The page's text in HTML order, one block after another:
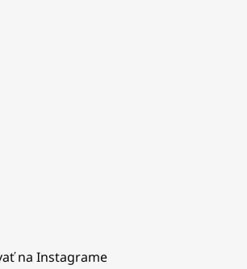
na Instagrame